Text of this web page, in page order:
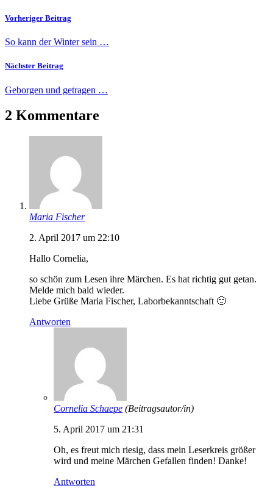
Vorheriger Beitrag
So kann der Winter sein …
Nächster Beitrag
Geborgen und getragen …
2 Kommentare
Maria Fischer
2. April 2017 um 22:10
Hallo Cornelia,
so schön zum Lesen ihre Märchen. Es hat richtig gut getan.
Melde mich bald wieder.
Liebe Grüße Maria Fischer, Laborbekanntschaft 🙂
Antworten
Cornelia Schaepe (Beitragsautor/in)
5. April 2017 um 21:31
Oh, es freut mich riesig, dass mein Leserkreis größer
wird und meine Märchen Gefallen finden! Danke!
Antworten